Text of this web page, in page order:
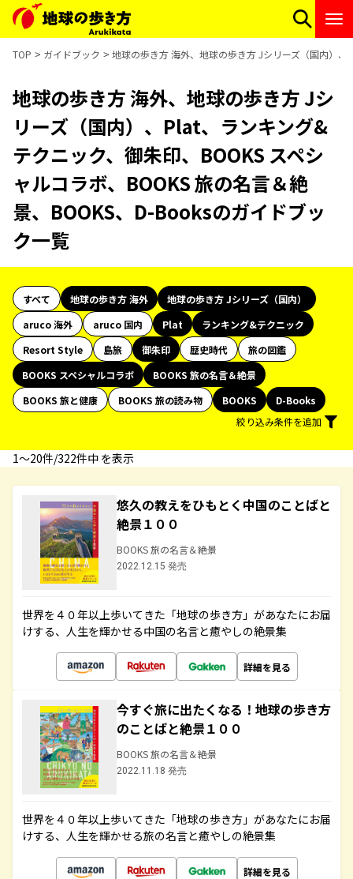
TOP ガイドブック 地球の歩き方 海外、地球の歩き方 Jシリーズ（国内）
地球の歩き方 海外、地球の歩き方 Jシ
リーズ（国内）、Plat、ランキング&
テクニック、御朱印、BOOKS スペシ
ャルコラボ、BOOKS 旅の名言＆絶
景、BOOKS、D-Booksのガイドブッ
ク一覧
すべて 地球の歩き方 海外
地球の歩き方 Jシリーズ（国内）
aruco 海外
aruco 国内 Plat
ランキング&テクニック
Resort Style
島旅 御朱印 歴史時代
旅の図鑑
BOOKS スペシャルコラボ
BOOKS 旅の名言＆絶景
BOOKS 旅と健康
BOOKS 旅の読み物 BOOKS
D-Books
絞り込み条件を追加
1〜20件/322件中 を表示
悠久の教えをひもとく中国のことばと
絶景１００
BOOKS 旅の名言＆絶景
2022.12.15 発売
世界を４０年以上歩いてきた「地球の歩き方」があなたにお届
けする、人生を輝かせる中国の名言と癒やしの絶景集
詳細を見る
今すぐ旅に出たくなる！地球の歩き方
のことばと絶景１００
BOOKS 旅の名言＆絶景
2022.11.18 発売
世界を４０年以上歩いてきた「地球の歩き方」があなたにお届
けする、人生を輝かせる旅の名言と癒やしの絶景集
詳細を見る